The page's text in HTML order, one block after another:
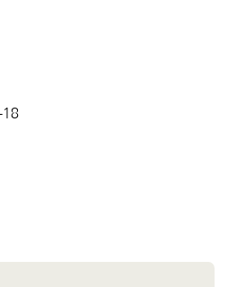
Finanzdienstleister
18